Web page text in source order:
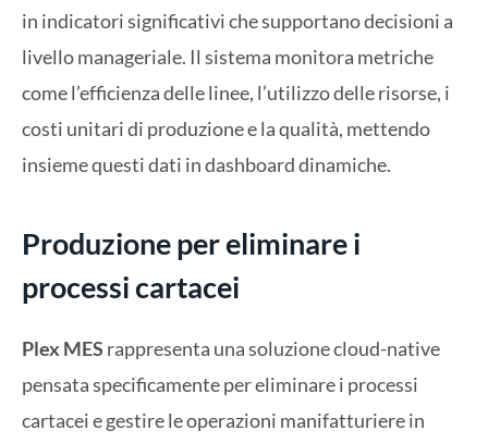
in indicatori significativi che supportano decisioni a
livello manageriale. Il sistema monitora metriche
come l’efficienza delle linee, l’utilizzo delle risorse, i
costi unitari di produzione e la qualità, mettendo
insieme questi dati in dashboard dinamiche.
Produzione per eliminare i
processi cartacei
Plex MES rappresenta una soluzione cloud-native
pensata specificamente per eliminare i processi
cartacei e gestire le operazioni manifatturiere in